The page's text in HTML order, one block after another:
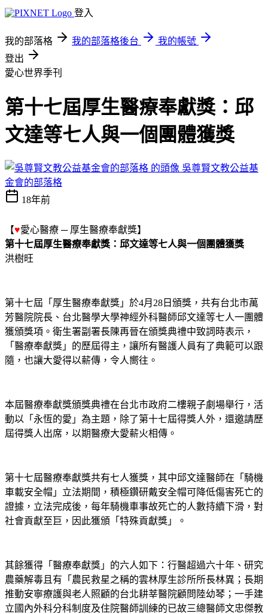
登入
我的部落格 我的部落格後台
我的帳號
登出
愛心世界季刊
第十七屆厚生醫療奉獻獎：邱
文達等七人與一個團體獲獎
吳尊賢文教公益基
金會的部落格
18年前
【♥愛心醫療 ─ 厚生醫療奉獻獎】
第十七屆厚生醫療奉獻獎：邱文達等七人與一個團體獲獎
洪樹旺
第十七屆「厚生醫療奉獻獎」於4月28日頒獎，共有台北市萬
芳醫院院長、台北醫學大學神經外科醫師邱文達等七人一團體
獲頒獎項。衛生署副署長陳再晉在頒獎典禮中致詞時表示，
「醫療奉獻獎」的歷屆得主，讓所有醫護人員有了典範可以跟
隨，也讓大愛得以薪傳，令人嚮往。
本屆醫療奉獻獎頒獎典禮在台北市政府二樓親子劇場舉行，活
動以「永恆的愛」為主題，除了第十七屆得獎人外，還邀請歷
屆得獎人出席，以期醫療大愛薪火相傳。
第十七屆醫療奉獻獎共有七人獲獎，其中邱文達醫師在「騎機
車載安全帽」立法期間，積極鑽研戴安全帽可降低傷害死亡的
證據，立法完成後，每年騎機車事故死亡的人數持續下滑，對
社會貢獻至巨，因此獲頒「特殊貢獻獎」。
其餘獲得「醫療奉獻獎」的六人如下：行醫超過六十年、研究
農藥解毒且有「農民救星之稱的雲林厚生診所所長林異；長期
推動安寧療護與老人照顧的台北耕莘醫院顧問陸幼琴；一手建
立國內外科分科制度及住院醫師訓練的已故三總醫師文忠傑教